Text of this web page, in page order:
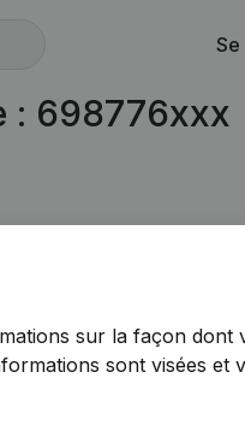
: 698776xxx
sur la façon dont
sont visées et